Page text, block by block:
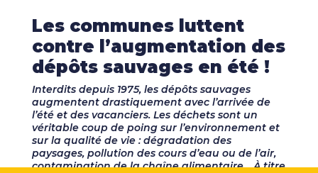
Les communes luttent
contre l’augmentation des
dépôts sauvages en été !
Interdits depuis 1975, les dépôts sauvages
augmentent drastiquement avec l’arrivée de
l’été et des vacanciers. Les déchets sont un
véritable coup de poing sur l’environnement et
sur la qualité de vie : dégradation des
paysages, pollution des cours d’eau ou de l’air,
contamination de la chaîne alimentaire… À titre